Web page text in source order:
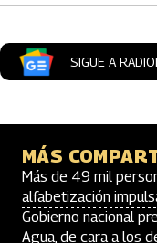
SIGUE A
MÁS
Más de 49 mil
alfabetización
Gobierno nacional
Agua, de cara a los